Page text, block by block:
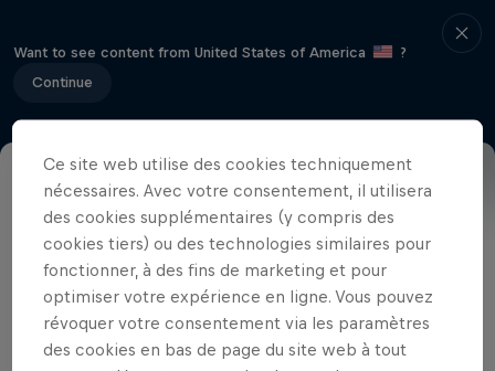
Want to see content from United States of America
?
Continue
Contenu Brackets
9:00AM PST / 12:00PM EST: Ronde 1
10:00AM PST/ 1:00PM EST: Ronde 2
Ce site web utilise des cookies techniquement
nécessaires. Avec votre consentement, il utilisera
des cookies supplémentaires (y compris des
cookies tiers) ou des technologies similaires pour
fonctionner, à des fins de marketing et pour
optimiser votre expérience en ligne. Vous pouvez
révoquer votre consentement via les paramètres
des cookies en bas de page du site web à tout